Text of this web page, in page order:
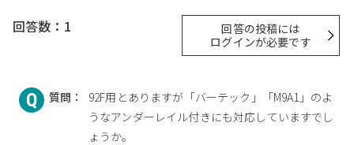
回答数：1
回答の投稿には
ログインが必要です
質問：
92F用とありますが「バーテック」「M9A1」のよ
うなアンダーレイル付きにも対応していますでし
ょうか。